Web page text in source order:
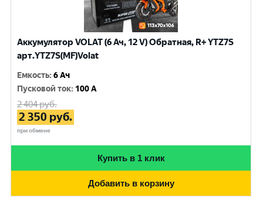
Аккумулятор VOLAT (6 Ач, 12 V) Обратная, R+ YTZ7S
арт.YTZ7S(MF)Volat
Емкость:6 Ач
Пусковой ток: 100 A
2 404руб.
2 350 руб.
при обмене
Купить в 1 клик
Добавить в корзину